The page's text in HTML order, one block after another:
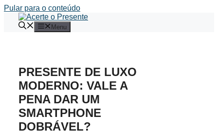
Pular para o conteúdo
Menu
PRESENTE DE LUXO
MODERNO: VALE A
PENA DAR UM
SMARTPHONE
DOBRÁVEL?